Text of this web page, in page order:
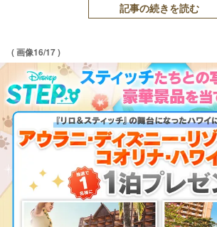
記事の続きを読む
( 画像16/17 )